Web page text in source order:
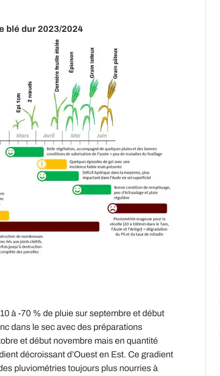
blé dur 2023/2024
à -70 % de pluie sur septembre et début
dans le sec avec des préparations
et début novembre mais en quantité
décroissant d’Ouest en Est. Ce gradient
pluviométries toujours plus nourries à